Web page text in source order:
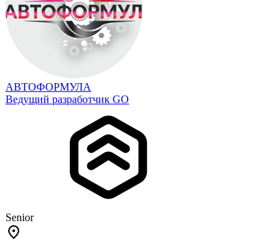
АВТОФОРМУЛА
Ведущий разработчик GO
Senior